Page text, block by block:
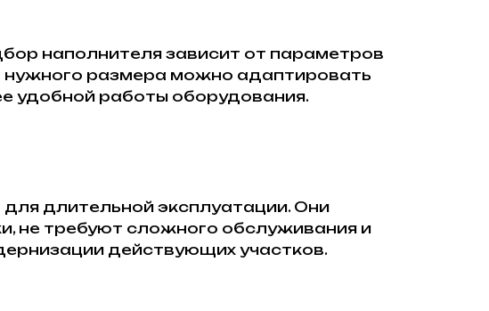
наполнителя зависит от параметров
нужного размера можно адаптировать
удобной работы оборудования.
длительной эксплуатации. Они
не требуют сложного обслуживания и
действующих участков.